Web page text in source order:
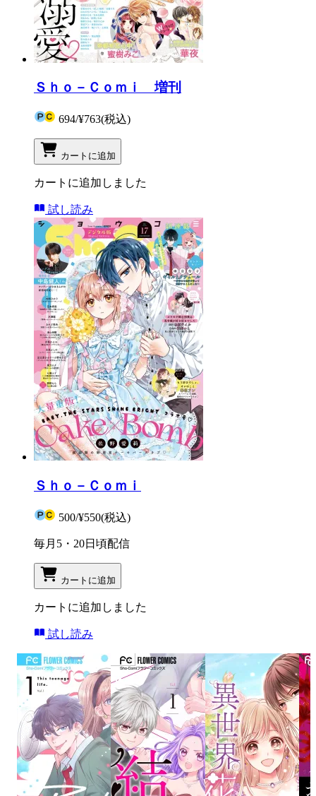
Ｓｈｏ－Ｃｏｍｉ 増刊
694/¥763(税込)
カートに追加
カートに追加しました
試し読み
Ｓｈｏ－Ｃｏｍｉ
500/¥550(税込)
毎月5・20日頃配信
カートに追加
カートに追加しました
試し読み